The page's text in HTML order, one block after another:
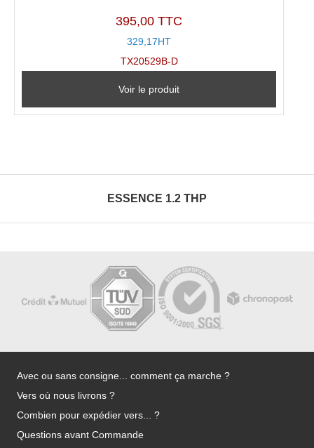
395,00 TTC
329,17HT
TX20529B-D
Voir le produit
ESSENCE 1.2 THP
Avec ou sans consigne... comment ça marche ?
Vers où nous livrons ?
Combien pour expédier vers... ?
Questions avant Commande